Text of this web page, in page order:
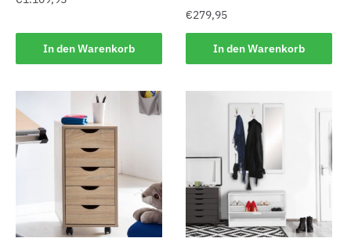
In den Warenkorb
€279,95
In den Warenkorb